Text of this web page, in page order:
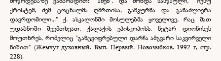
ქრისტემ, ძემ ცოცხალმა ღმრთისა, განკურნა და განაძლიერა
დავრდომილი..." ქ. ასკალონში მოსულებმა ყოველივე, რაც მათ
უდაბნოში შეემთხვათ, ქალაქის ეპისკოპოსს, ნეტარ დიონისეს
მოუთხრეს, რომელიც "განცვიფრებული დარჩა ამგვარი საკვირველი
ნიშით" (Жемчуг духовный. Вып. Первый. Новозыбков. 1992 г, стр.
228).